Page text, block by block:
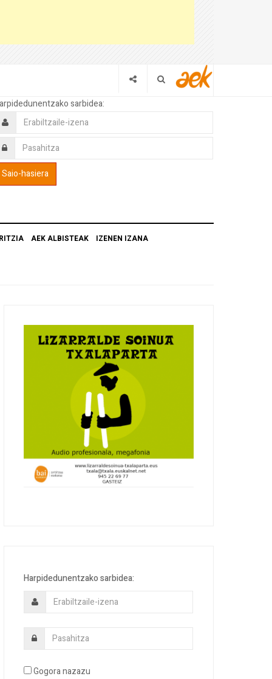
sarbidea:
AEK ALBISTEAK IZENEN IZANA
Harpidedunentzako sarbidea:
Gogora nazazu